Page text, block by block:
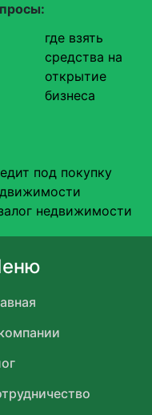
где взять
средства на
открытие
бизнеса
под покупку
недвижимости